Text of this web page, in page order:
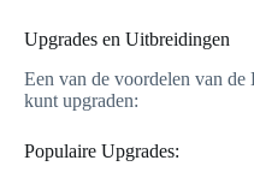
Upgrades en Uitbreidingen
Een van de voordelen van
kunt upgraden:
Populaire Upgrades: